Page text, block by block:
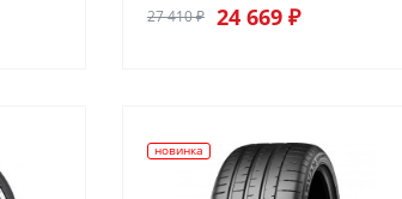
27 410 ₽ 24 669 ₽
новинка